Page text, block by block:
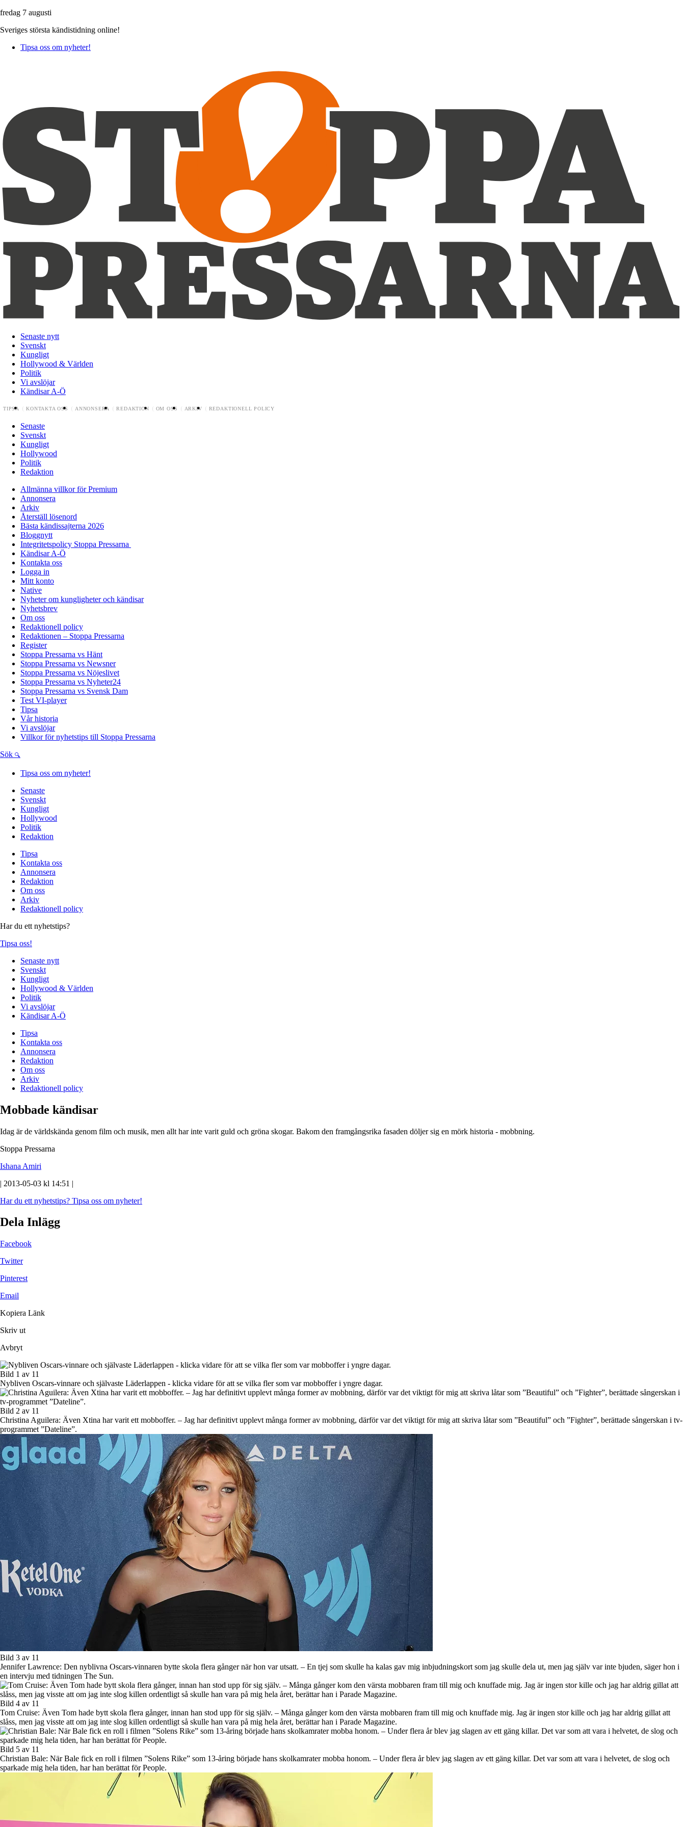
fredag 7 augusti
Sveriges största kändistidning online!
Tipsa oss om nyheter!
Senaste nytt
Svenskt
Kungligt
Hollywood & Världen
Politik
Vi avslöjar
Kändisar A-Ö
TIPSA KONTAKTA OSS ANNONSERA REDAKTION OM OSS ARKIV REDAKTIONELL POLICY
Senaste
Svenskt
Kungligt
Hollywood
Politik
Redaktion
Allmänna villkor för Premium
Annonsera
Arkiv
Återställ lösenord
Bästa kändissajterna 2026
Bloggnytt
Integritetspolicy Stoppa Pressarna
Kändisar A-Ö
Kontakta oss
Logga in
Mitt konto
Native
Nyheter om kungligheter och kändisar
Nyhetsbrev
Om oss
Redaktionell policy
Redaktionen – Stoppa Pressarna
Register
Stoppa Pressarna vs Hänt
Stoppa Pressarna vs Newsner
Stoppa Pressarna vs Nöjeslivet
Stoppa Pressarna vs Nyheter24
Stoppa Pressarna vs Svensk Dam
Test VI-player
Tipsa
Vår historia
Vi avslöjar
Villkor för nyhetstips till Stoppa Pressarna
Sök
Tipsa oss om nyheter!
Senaste
Svenskt
Kungligt
Hollywood
Politik
Redaktion
Tipsa
Kontakta oss
Annonsera
Redaktion
Om oss
Arkiv
Redaktionell policy
Har du ett nyhetstips?
Tipsa oss!
Senaste nytt
Svenskt
Kungligt
Hollywood & Världen
Politik
Vi avslöjar
Kändisar A-Ö
Tipsa
Kontakta oss
Annonsera
Redaktion
Om oss
Arkiv
Redaktionell policy
Mobbade kändisar
Idag är de världskända genom film och musik, men allt har inte varit guld och gröna skogar. Bakom den framgångsrika fasaden döljer sig en mörk historia - mobbning.
Stoppa Pressarna
Ishana Amiri
| 2013-05-03 kl 14:51 |
Har du ett nyhetstips? Tipsa oss om nyheter!
Dela Inlägg
Facebook
Twitter
Pinterest
Email
Kopiera Länk
Skriv ut
Avbryt
Bild 1 av 11
Nybliven Oscars-vinnare och självaste Läderlappen - klicka vidare för att se vilka fler som var mobboffer i yngre dagar.
Bild 2 av 11
Christina Aguilera: Även Xtina har varit ett mobboffer. – Jag har definitivt upplevt många former av mobbning, därför var det viktigt för mig att skriva låtar som ”Beautiful” och ”Fighter”, berättade sångerskan i tv-
programmet ”Dateline”.
Bild 3 av 11
Jennifer Lawrence: Den nyblivna Oscars-vinnaren bytte skola flera gånger när hon var utsatt. – En tjej som skulle ha kalas gav mig inbjudningskort som jag skulle dela ut, men jag själv var inte bjuden, säger hon i
en intervju med tidningen The Sun.
Bild 4 av 11
Tom Cruise: Även Tom hade bytt skola flera gånger, innan han stod upp för sig själv. – Många gånger kom den värsta mobbaren fram till mig och knuffade mig. Jag är ingen stor kille och jag har aldrig gillat att
slåss, men jag visste att om jag inte slog killen ordentligt så skulle han vara på mig hela året, berättar han i Parade Magazine.
Bild 5 av 11
Christian Bale: När Bale fick en roll i filmen ”Solens Rike” som 13-åring började hans skolkamrater mobba honom. – Under flera år blev jag slagen av ett gäng killar. Det var som att vara i helvetet, de slog och
sparkade mig hela tiden, har han berättat för People.